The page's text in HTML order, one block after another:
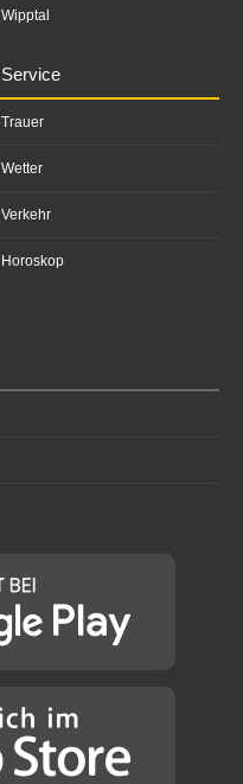
Wipptal
Service
Trauer
Wetter
Verkehr
Horoskop